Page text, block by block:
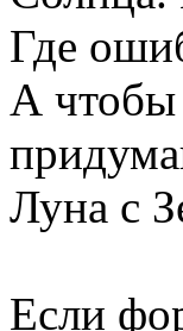
Где
А чтобы
Луна с
Если